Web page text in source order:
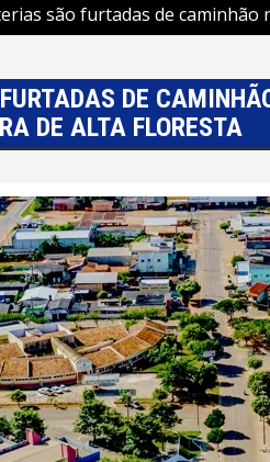
são furtadas de
DE
DE ALTA FLORESTA